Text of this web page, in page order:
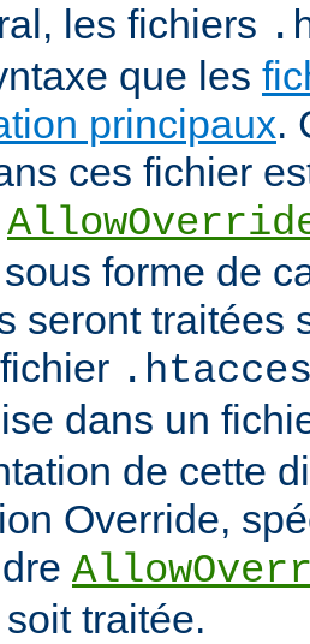
les fichiers
que les
principaux.
ces fichier
forme de
seront traitées
dans un
de cette
Override,
traitée.